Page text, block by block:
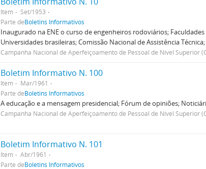
Item
Set/1953
Parte deBoletins Informativos
Inaugurado na ENE o curso de engenheiros rodoviários;
Universidades brasileiras; Comissão Nacional de Assistência
Campanha Nacional de Aperfeiçoamento de Pessoal de Nível Superior
Boletim Informativo N. 100
Item
Mar/1961
Parte deBoletins Informativos
A educação e a mensagem presidencial; Fórum de opiniões;
Campanha Nacional de Aperfeiçoamento de Pessoal de Nível Superior
Boletim Informativo N. 101
Item
Abr/1961
Parte deBoletins Informativos